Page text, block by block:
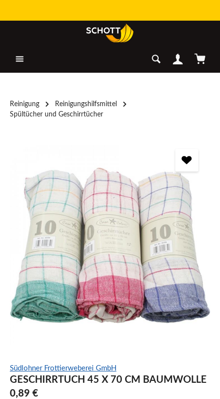
Reinigung
Reinigungshilfsmittel
Spültücher und Geschirrtücher
Südlohner Frottierweberei GmbH
GESCHIRRTUCH 45 X 70 CM BAUMWOLLE
0,89 €